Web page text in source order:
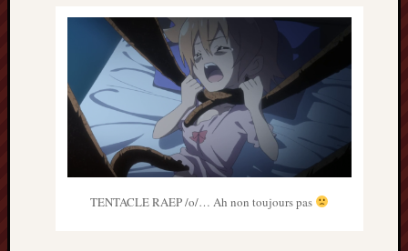
TENTACLE RAEP /o/… Ah non toujours pas